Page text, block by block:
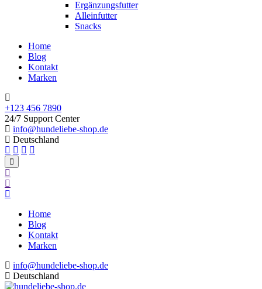
Ergänzungsfutter
Alleinfutter
Snacks
Home
Blog
Kontakt
Marken
+123 456 7890
24/7 Support Center
info@hundeliebe-shop.de
Deutschland
Home
Blog
Kontakt
Marken
info@hundeliebe-shop.de
Deutschland